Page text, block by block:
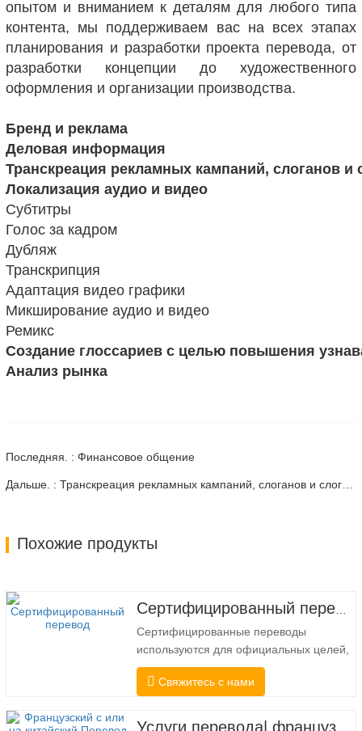
опытом и вниманием к деталям для любого типа
контента, мы поддерживаем вас на всех этапах
планирования и разработки проекта перевода, от
разработки концепции до художественного
оформления и организации производства.
Бренд и реклама
Деловая информация
Транскреация рекламных кампаний, слоганов и
Локализация аудио и видео
Субтитры
Голос за кадром
Дубляж
Транскрипция
Адаптация видео графики
Микширование аудио и видео
Ремикс
Создание глоссариев с целью повышения
Анализ рынка
Последняя. : Финансовое общение
Похожие продукты
Сертифицированные переводы
используются для официальных целей,
когда получателю требуется
подтверждение точности и полноты
и несколько муниципальных,
Свяжитесь с нами